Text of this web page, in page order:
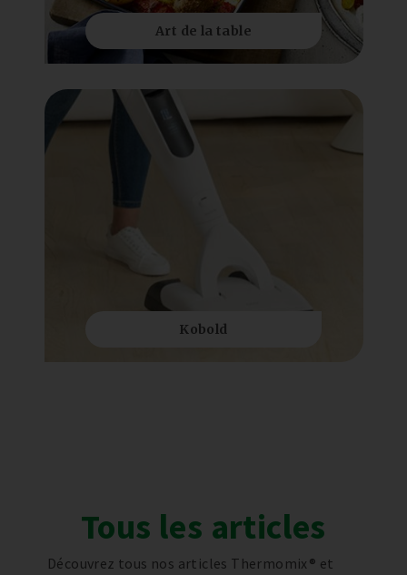
Art de la table
Kobold
Tous les articles
Découvrez tous nos articles Thermomix® et